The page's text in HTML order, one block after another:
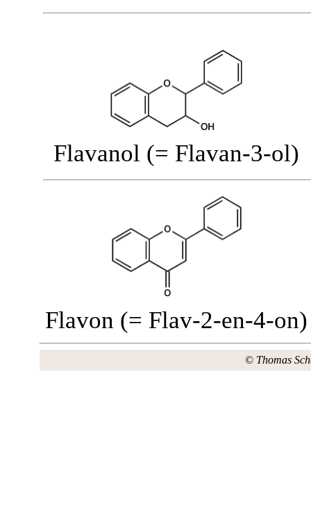
Flavanol (= Flavan-3-ol)
Flavon (= Flav-2-en-4-on)
© Thomas